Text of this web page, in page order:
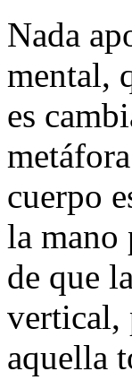
Nada
mental,
es
cuerpo
la mano
de que
vertical,
aquella